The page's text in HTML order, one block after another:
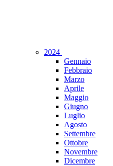
2024
Gennaio
Febbraio
Marzo
Aprile
Maggio
Giugno
Luglio
Agosto
Settembre
Ottobre
Novembre
Dicembre